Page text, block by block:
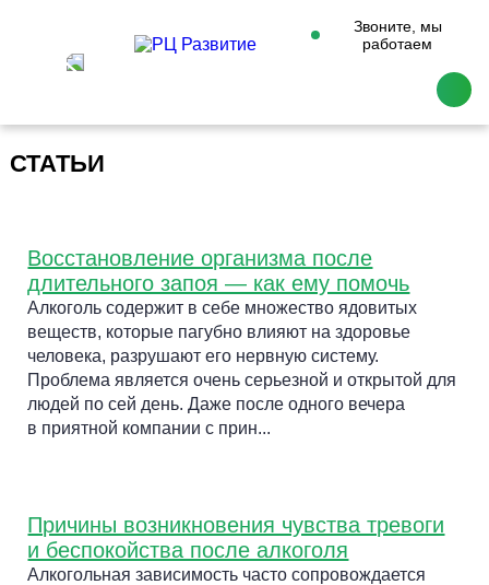
Звоните, мы
работаем
СТАТЬИ
Восстановление организма после
длительного запоя — как ему помочь
Алкоголь содержит в себе множество ядовитых
веществ, которые пагубно влияют на здоровье
человека, разрушают его нервную систему.
Проблема является очень серьезной и открытой для
людей по сей день. Даже после одного вечера
в приятной компании с прин...
Причины возникновения чувства тревоги
и беспокойства после алкоголя
Алкогольная зависимость часто сопровождается